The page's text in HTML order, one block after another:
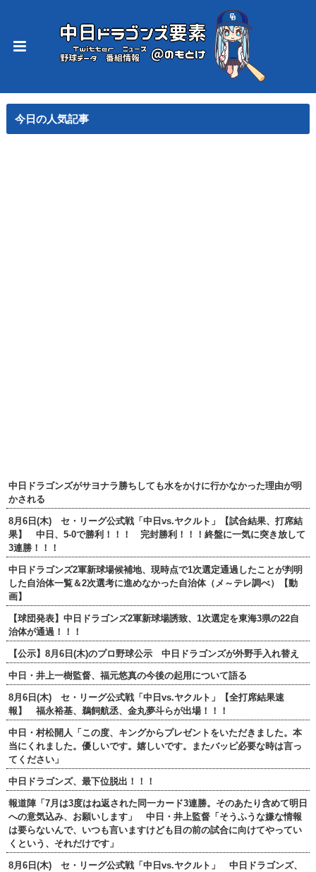
今日の人気記事
中日ドラゴンズがサヨナラ勝ちしても水をかけに行かなかった理由が明
かされる
8月6日(木) セ・リーグ公式戦「中日vs.ヤクルト」【試合結果、打席結
果】 中日、5-0で勝利！！！ 完封勝利！！！終盤に一気に突き放して
3連勝！！！
中日ドラゴンズ2軍新球場候補地、現時点で1次選定通過したことが判明
した自治体一覧＆2次選考に進めなかった自治体（メ～テレ調べ）【動
画】
【球団発表】中日ドラゴンズ2軍新球場誘致、1次選定を東海3県の22自
治体が通過！！！
【公示】8月6日(木)のプロ野球公示 中日ドラゴンズが外野手入れ替え
中日・井上一樹監督、福元悠真の今後の起用について語る
8月6日(木) セ・リーグ公式戦「中日vs.ヤクルト」【全打席結果速
報】 福永裕基、鵜飼航丞、金丸夢斗らが出場！！！
中日・村松開人「この度、キングからプレゼントをいただきました。本
当にくれました。優しいです。嬉しいです。またバッピ必要な時は言っ
てください」
中日ドラゴンズ、最下位脱出！！！
報道陣「7月は3度はね返された同一カード3連勝。そのあたり含めて明日
への意気込み、お願いします」 中日・井上監督「そうふうな嫌な情報
は要らないんで、いつも言いますけども目の前の試合に向けてやってい
くという、それだけです」
8月6日(木) セ・リーグ公式戦「中日vs.ヤクルト」 中日ドラゴンズ、